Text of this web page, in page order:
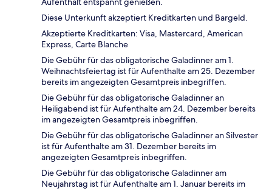
Diese Unterkunft akzeptiert Kreditkarten und Bargeld.
Akzeptierte Kreditkarten: Visa, Mastercard, American
Express, Carte Blanche
Die Gebühr für das obligatorische Galadinner am 1.
Weihnachtsfeiertag ist für Aufenthalte am 25. Dezember
bereits im angezeigten Gesamtpreis inbegriffen.
Die Gebühr für das obligatorische Galadinner an
Heiligabend ist für Aufenthalte am 24. Dezember bereits
im angezeigten Gesamtpreis inbegriffen.
Die Gebühr für das obligatorische Galadinner an Silvester
ist für Aufenthalte am 31. Dezember bereits im
angezeigten Gesamtpreis inbegriffen.
Die Gebühr für das obligatorische Galadinner am
Neujahrstag ist für Aufenthalte am 1. Januar bereits im